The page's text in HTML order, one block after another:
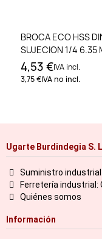
BROCA ECO HSS
SUJECION 1/4 6.35
4,53 €IVA incl.
3,75 €IVA no incl.
Ugarte Burdindegia S.
Suministro
Ferretería industrial:
Quiénes somos
Información